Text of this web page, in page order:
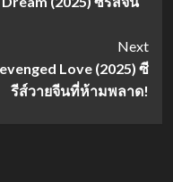
Next
Love (2025) ซี
รีส์วายจีนที่ห้ามพลาด!